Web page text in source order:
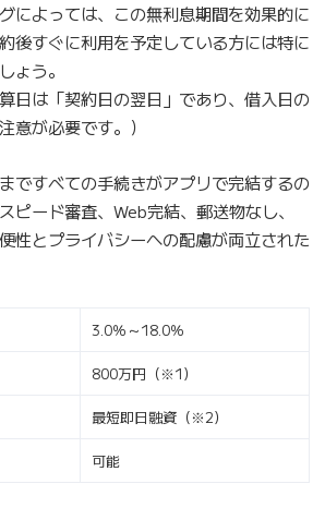
によっては、この無利息期間を効果的に
後すぐに利用を予定している方には特に
ょう。
日は「契約日の翌日」であり、借入日の
意が必要です。）
ですべての手続きがアプリで完結するの
ピード審査、Web完結、郵送物なし、
性とプライバシーへの配慮が両立された
3.0％～18.0％
800万円（※1）
最短即日融資（※2）
可能